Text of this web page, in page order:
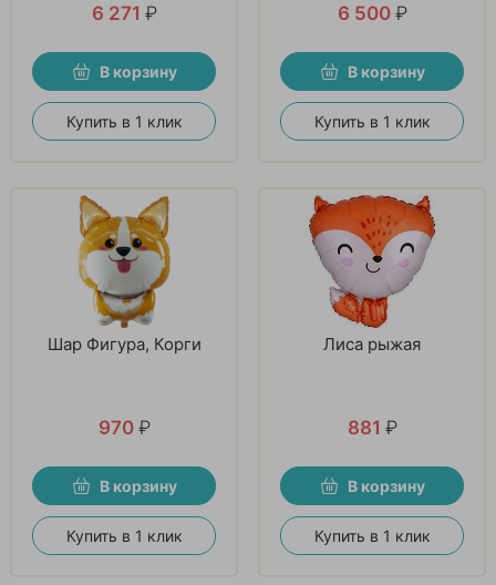
6 271 ₽
В корзину
Купить в 1 клик
6 500 ₽
В корзину
Купить в 1 клик
Шар Фигура, Корги
970 ₽
В корзину
Купить в 1 клик
Лиса рыжая
881 ₽
В корзину
Купить в 1 клик